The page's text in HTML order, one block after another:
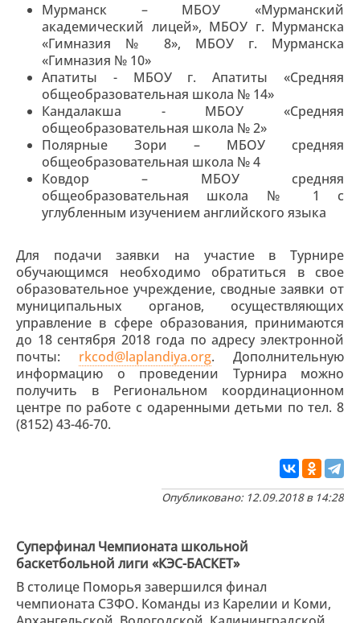
Мурманск – МБОУ «Мурманский
академический лицей», МБОУ г. Мурманска
«Гимназия № 8», МБОУ г. Мурманска
«Гимназия № 10»
Апатиты - МБОУ г. Апатиты «Средняя
общеобразовательная школа № 14»
Кандалакша - МБОУ «Средняя
общеобразовательная школа № 2»
Полярные Зори – МБОУ средняя
общеобразовательная школа № 4
Ковдор – МБОУ средняя
общеобразовательная школа № 1 с
углубленным изучением английского языка
Для подачи заявки на участие в Турнире
обучающимся необходимо обратиться в свое
образовательное учреждение, сводные заявки от
муниципальных органов, осуществляющих
управление в сфере образования, принимаются
до 18 сентября 2018 года по адресу электронной
почты: rkcod@laplandiya.org. Дополнительную
информацию о проведении Турнира можно
получить в Региональном координационном
центре по работе с одаренными детьми по тел. 8
(8152) 43-46-70.
Опубликовано: 12.09.2018 в 14:28
Суперфинал Чемпионата школьной
баскетбольной лиги «КЭС-БАСКЕТ»
В столице Поморья завершился финал
чемпионата СЗФО. Команды из Карелии и Коми,